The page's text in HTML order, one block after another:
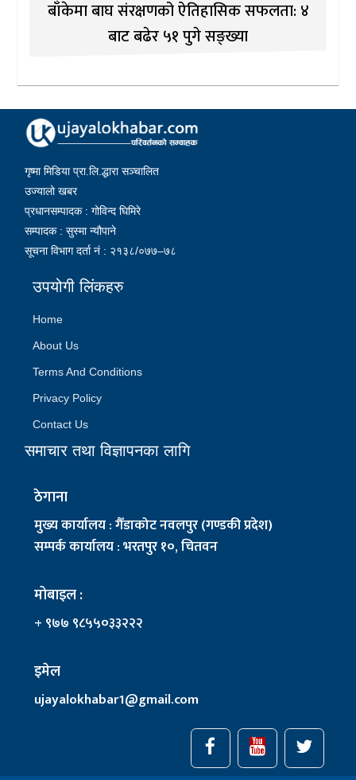
बाँकेमा बाघ संरक्षणको ऐतिहासिक सफलता: ४
बाट बढेर ५१ पुगे सङ्ख्या
गृष्मा मिडिया प्रा.लि.द्धारा सञ्चालित
उज्यालो खबर
प्रधानसम्पादक : गोविन्द घिमिरे
सम्पादक : सुस्मा न्यौपाने
सूचना विभाग दर्ता नं : २१३८/०७७–७८
उपयोगी लिंकहरु
Home
About Us
Terms And Conditions
Privacy Policy
Contact Us
समाचार तथा विज्ञापनका लागि
ठेगाना
मुख्य कार्यालय : गैँडाकोट नवलपुर (गण्डकी प्रदेश)
सम्पर्क कार्यालय : भरतपुर १०, चितवन
मोबाइल :
+ ९७७ ९८५५०३३२२२
इमेल
ujayalokhabar1@gmail.com